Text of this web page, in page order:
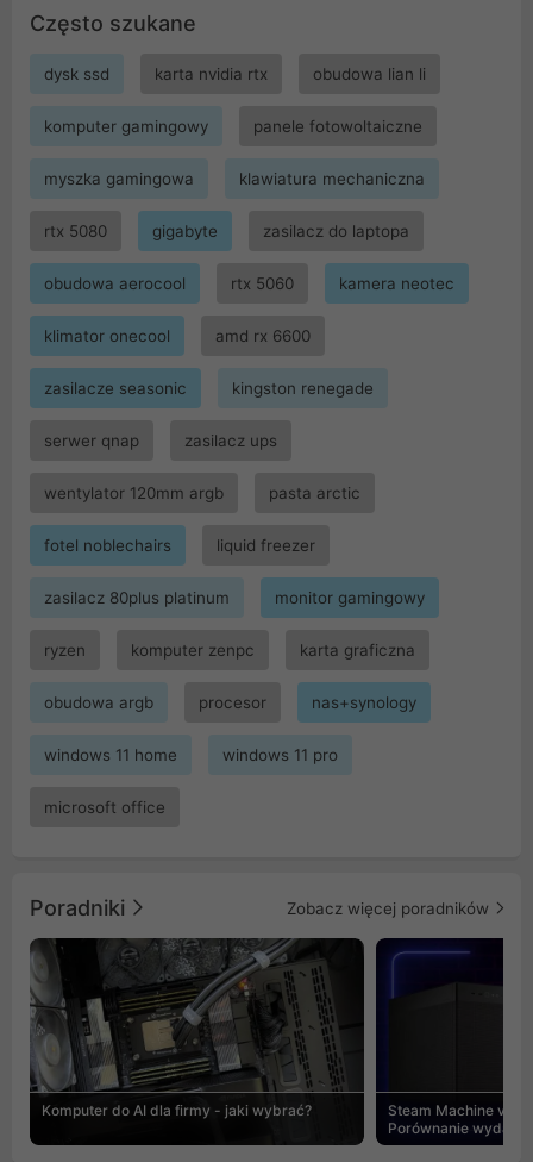
Często szukane
dysk ssd karta nvidia rtx obudowa lian li
komputer gamingowy panele fotowoltaiczne
myszka gamingowa klawiatura mechaniczna
rtx 5080 gigabyte zasilacz do laptopa
obudowa aerocool rtx 5060 kamera neotec
klimator onecool amd rx 6600
zasilacze seasonic kingston renegade
serwer qnap zasilacz ups
wentylator 120mm argb pasta arctic
fotel noblechairs liquid freezer
zasilacz 80plus platinum monitor gamingowy
ryzen komputer zenpc karta graficzna
obudowa argb procesor nas+synology
windows 11 home windows 11 pro
microsoft office
Poradniki Zobacz więcej poradników
Komputer do AI dla firmy - jaki wybrać?
Steam Machine vs
Porównanie